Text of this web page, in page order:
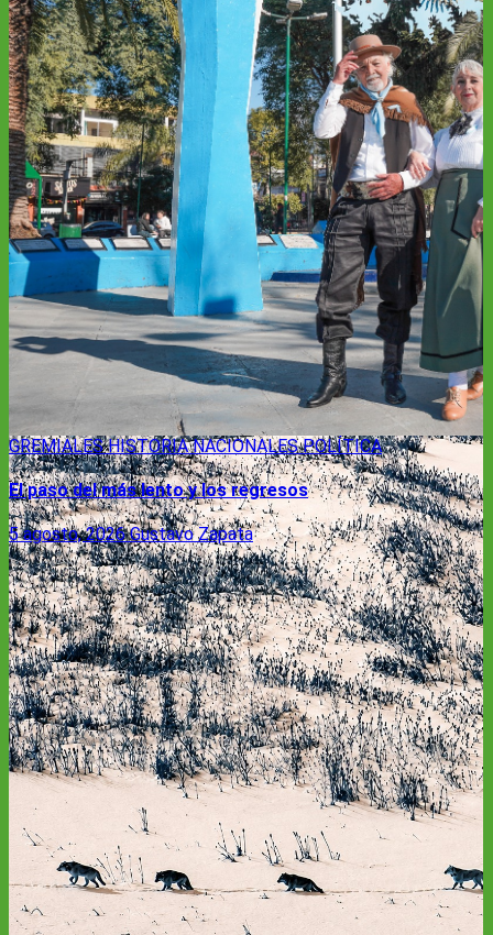
GREMIALESHISTORIANACIONALESPOLÍTICA
El paso del más lento y los regresos
5 agosto, 2026Gustavo Zapata